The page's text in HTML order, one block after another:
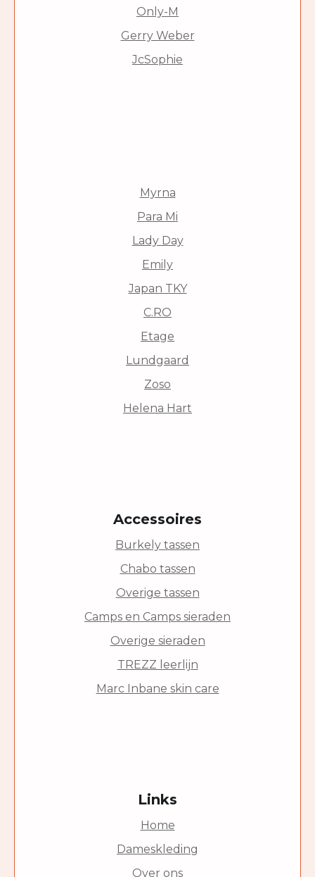
Only-M
Gerry Weber
JcSophie
Myrna
Para Mi
Lady Day
Emily
Japan TKY
C.RO
Etage
Lundgaard
Zoso
Helena Hart
Accessoires
Burkely tassen
Chabo tassen
Overige tassen
Camps en Camps sieraden
Overige sieraden
TREZZ leerlijn
Marc Inbane skin care
Links
Home
Dameskleding
Over ons